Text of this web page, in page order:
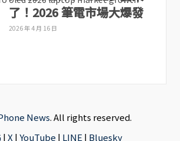
了！2026 筆電市場大爆發
2026 年 4 月 16 日
News. All rights reserved.
|X|YouTube | LINE| Bluesky